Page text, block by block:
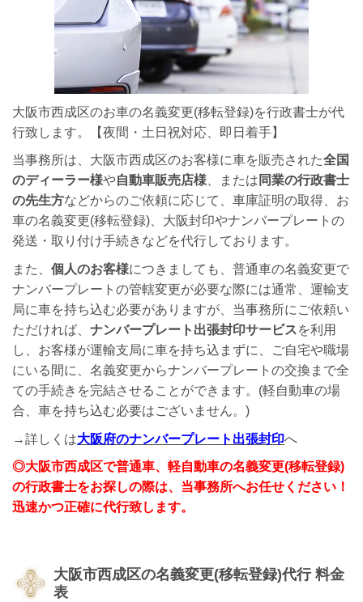
大阪市西成区のお車の名義変更(移転登録)を行政書士が代
行致します。【夜間・土日祝対応、即日着手】
当事務所は、大阪市西成区のお客様に車を販売された全国
のディーラー様や自動車販売店様、または 同業の行政書士
の先生方などからのご依頼に応じて、車庫証明の取得、お
車の名義変更(移転登録)、大阪封印やナンバープレートの
発送・取り付け手続きなどを代行しております。
また、 個人のお客様につきましても、普通車の名義変更で
ナンバープレートの管轄変更が必要な際には通常、運輸支
局に車を持ち込む必要がありますが、当事務所にご依頼い
ただければ、 ナンバープレート出張封印サービスを利用
し、お客様が運輸支局に車を持ち込まずに、ご自宅や職場
にいる間に、名義変更からナンバープレートの交換まで全
ての手続きを完結させることができます。(軽自動車の場
合、車を持ち込む必要はございません。)
→詳しくは大阪府のナンバープレート出張封印へ
◎大阪市西成区で普通車、軽自動車の名義変更(移転登録)
の行政書士をお探しの際は、当事務所へお任せください！
迅速かつ正確に代行致します。
大阪市西成区の名義変更(移転登録)代行料金
表